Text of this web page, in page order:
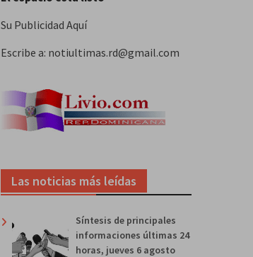
Su Publicidad Aquí
Escribe a: notiultimas.rd@gmail.com
Las noticias más leídas
Síntesis de principales
informaciones últimas 24
horas, jueves 6 agosto